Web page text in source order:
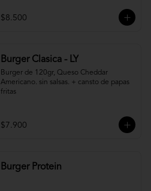
$8.500
Burger Clasica - LY
Burger de 120gr, Queso Cheddar
Americano. sin salsas. + cansto de papas
fritas
$7.900
Burger Protein